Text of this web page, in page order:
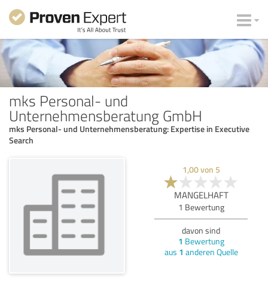
mks Personal- und
Unternehmensberatung GmbH
mks Personal- und Unternehmensberatung: Expertise in Executive
Search
1,00von 5
MANGELHAFT
1 Bewertung
davon sind
1 Bewertung
aus 1 anderen Quelle